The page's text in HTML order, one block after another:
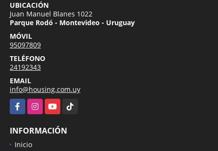
UBICACIÓN
Juan Manuel Blanes 1022
Parque Rodó - Montevideo - Uruguay
MÓVIL
95097809
TELÉFONO
24192343
EMAIL
info@housing.com.uy
FacebookInstagramYouTubeTikTok
INFORMACIÓN
Inicio